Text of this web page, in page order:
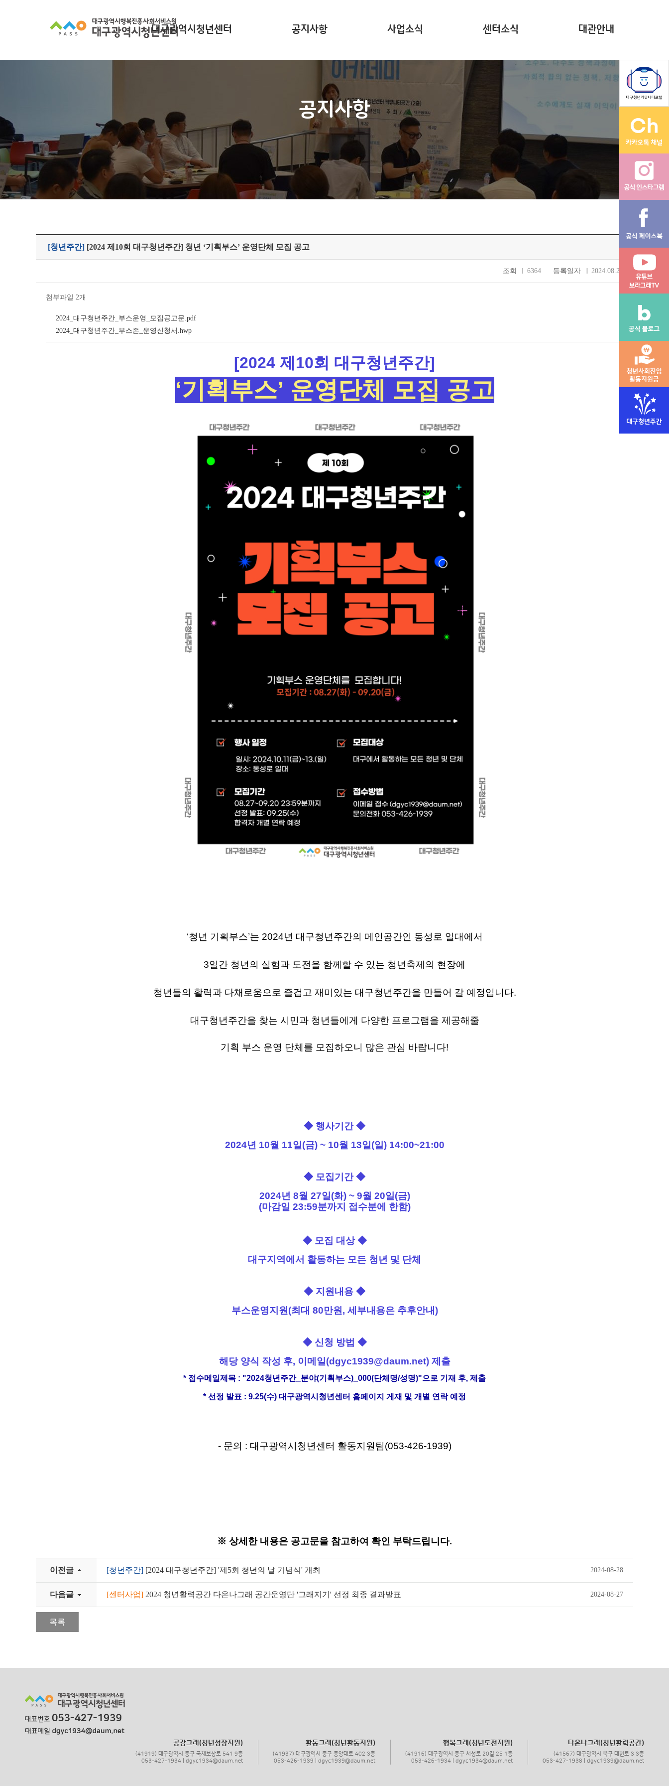
대구광역시청년센터 공지사항 사업소식 센터소식
자료집
영상
뉴스레터(~2023)
계약현황 공시
대관안내
공지사항
[청년주간] [2024 제10회 대구청년주간] 청년 ‘기획부스’ 운영단체 모집 공고
조회 6364 등록일자 2024.08.27
첨부파일 2개
2024_대구청년주간_부스운영_모집공고문.pdf
2024_대구청년주간_부스존_운영신청서.hwp
[2024 제10회 대구청년주간]
‘기획부스’ 운영단체 모집 공고
‘청년 기획부스’는 2024년 대구청년주간의 메인공간인 동성로 일대에서
3일간 청년의 실험과 도전을 함께할 수 있는 청년축제의 현장에
청년들의 활력과 다채로움으로 즐겁고 재미있는 대구청년주간을 만들어 갈 예정입니다.
대구청년주간을 찾는 시민과 청년들에게 다양한 프로그램을 제공해 줄
기획 부스 운영 단체를 모집하오니 많은 관심 바랍니다!
◆ 행사기간◆
2024년 10월 11일(금) ~ 10월 13일(일) 14:00~21:00
◆ 모집기간◆
2024년 8월 27일(화) ~ 9월 20일(금)
(마감일 23:59분까지 접수분에 한함)
◆모집 대상◆
대구지역에서 활동하는 모든 청년 및 단체
◆ 지원내용 ◆
부스운영지원(최대 80만원, 세부내용은 추후안내)
◆신청 방법 ◆
해당 양식 작성 후, 이메일(dgyc1939@daum.net) 제출
* 접수메일제목 : "2024청년주간_분야(기획부스)_000(단체명/성명)"으로 기재 후, 제출
* 선정 발표 : 9.25(수) 대구광역시청년센터 홈페이지 게재 및 개별 연락 예정
- 문의 : 대구광역시청년센터 활동지원팀(053-426-1939)
※ 상세한 내용은 공고문을 참고하여 확인 부탁드립니다.
이전글 [청년주간] [2024 대구청년주간] '제5회 청년의 날 기념식' 개최 2024-08-28
다음글 [센터사업] 2024 청년활력공간 다온나그래 공간운영단 '그래지기' 선정 최종 결과발표 2024-08-27
목록
공감그래(청년성장지원)
(41919) 대구광역시 중구 국채보상로 541 9층
053-427-1934 | dgyc1934@daum.net
활동그래(청년활동지원)
(41937) 대구광역시 중구 중앙대로 402 3층
053-426-1939 | dgyc1939@daum.net
행복그래(청년도전지원)
(41916) 대구광역시 중구 서성로 20길 25 1층
053-426-1934 | dgyc1934@daum.net
다온나그래(청년활력공간)
(41567) 대구광역시 북구 대현로 3 3층
053-427-1938 | dgyc1939@daum.net